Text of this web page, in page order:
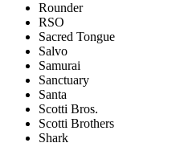
Rounder
RSO
Sacred Tongue
Salvo
Samurai
Sanctuary
Santa
Scotti Bros.
Scotti Brothers
Shark